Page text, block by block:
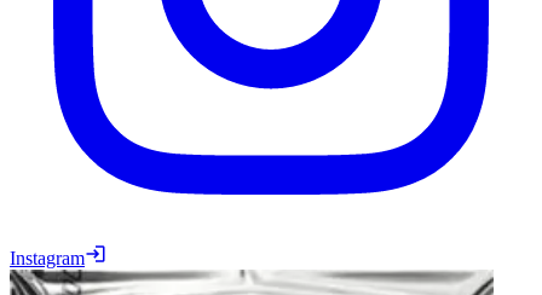
Instagram